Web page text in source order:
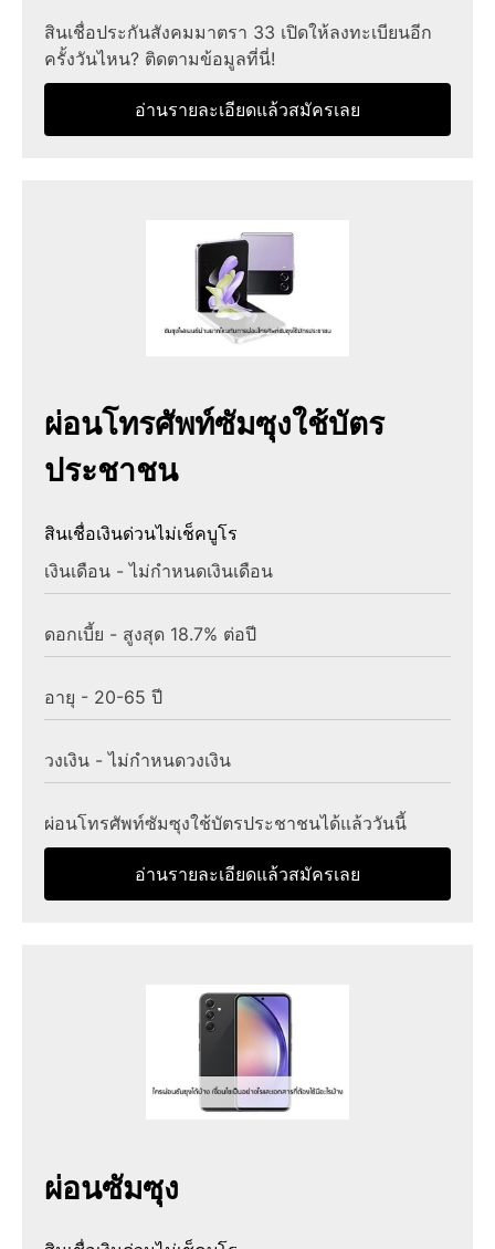
สินเชื่อประกันสังคมมาตรา 33 เปิดให้ลงทะเบียนอีก
ครั้งวันไหน? ติดตามข้อมูลที่นี่!
อ่านรายละเอียดแล้วสมัครเลย
ผ่อนโทรศัพท์ซัมซุงใช้บัตร
ประชาชน
สินเชื่อเงินด่วนไม่เช็คบูโร
เงินเดือน - ไม่กำหนดเงินเดือน
ดอกเบี้ย - สูงสุด 18.7% ต่อปี
อายุ - 20-65 ปี
วงเงิน - ไม่กำหนดวงเงิน
ผ่อนโทรศัพท์ซัมซุงใช้บัตรประชาชนได้แล้ววันนี้
อ่านรายละเอียดแล้วสมัครเลย
ผ่อนซัมซุง